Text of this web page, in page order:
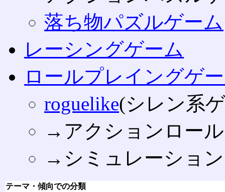
落ち物パズルゲーム
レーシングゲーム
ロールプレイングゲ
roguelike(シレン系
→アクションロー
→シミュレーショ
テーマ・傾向での分類